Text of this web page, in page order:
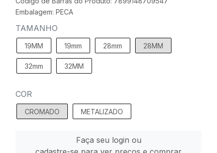
Embalagem: PECA
TAMANHO
19MM 19mm 28mm 28MM
32mm 32MM
COR
CROMADO METALIZADO
Faça seu login ou